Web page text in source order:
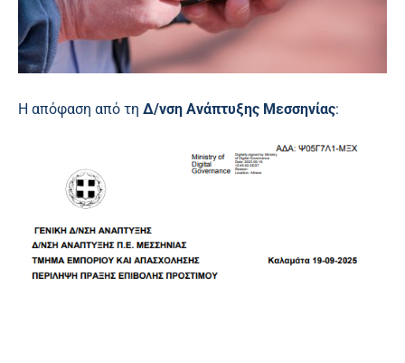
Η απόφαση από τη Δ/νση Ανάπτυξης Μεσσηνίας: